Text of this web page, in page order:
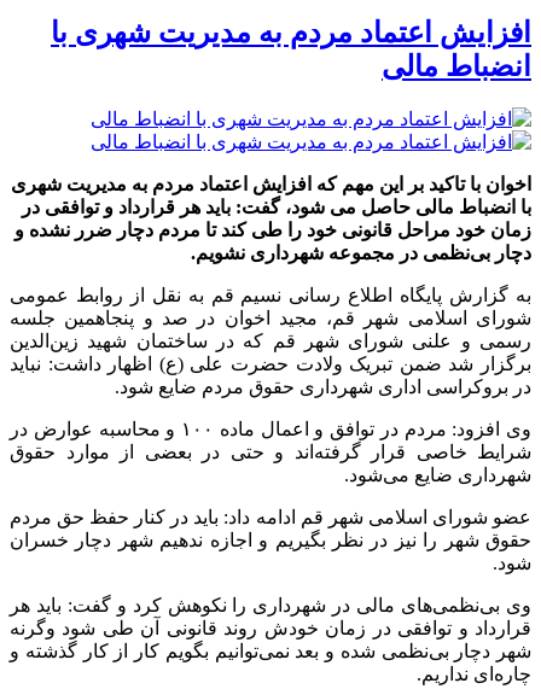
افزایش اعتماد مردم به مدیریت شهری با
انضباط مالی
اخوان با تاکید بر این مهم که افزایش اعتماد مردم به مدیریت شهری
با انضباط مالی حاصل می شود، گفت: باید هر قرارداد و توافقی در
زمان خود مراحل قانونی خود را طی کند تا مردم دچار ضرر نشده و
دچار بی‌نظمی در مجموعه شهرداری نشویم.
به گزارش پایگاه اطلاع رسانی نسیم قم به نقل از روابط عمومی
شورای اسلامی شهر قم، مجید اخوان در صد و پنجاهمین جلسه
رسمی و علنی شورای شهر قم که در ساختمان شهید زین‌الدین
برگزار شد ضمن تبریک ولادت حضرت علی (ع) اظهار داشت: نباید
در بروکراسی اداری شهرداری حقوق مردم ضایع شود.
وی افزود: مردم در توافق و اعمال ماده ۱۰۰ و محاسبه عوارض در
شرایط خاصی قرار گرفته‌اند و حتی در بعضی از موارد حقوق
شهرداری ضایع می‌شود.
عضو شورای اسلامی شهر قم ادامه داد: باید در کنار حفظ حق مردم
حقوق شهر را نیز در نظر بگیریم و اجازه ندهیم شهر دچار خسران
شود.
وی بی‌نظمی‌های مالی در شهرداری را نکوهش کرد و گفت: باید هر
قرارداد و توافقی در زمان خودش روند قانونی آن طی شود وگرنه
شهر دچار بی‌نظمی شده و بعد نمی‌توانیم بگویم کار از کار گذشته و
چاره‌ای نداریم.